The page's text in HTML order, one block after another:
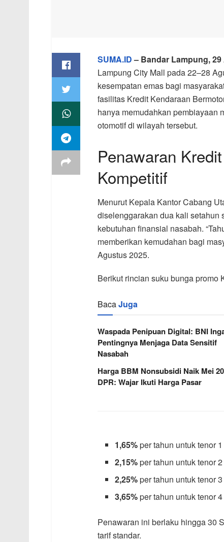
SUMA.ID– Bandar Lampung,
Lampung City Mall pada 22–28
kesempatan emas bagi
fasilitas Kredit Kendaraan
hanya memudahkan pembiayaan
otomotif di wilayah tersebut.
Penawaran
Kompetitif
Menurut Kepala Kantor Cabang
diselenggarakan dua kali setahun
kebutuhan finansial nasabah.
memberikan kemudahan bagi
Agustus 2025.
Berikut rincian suku bunga promo
BacaJuga
Waspada Penipuan Digital: BNI
Pentingnya Menjaga Data Sensitif
Nasabah
Harga BBM Nonsubsidi Naik Mei
DPR: Wajar Ikuti Harga Pasar
1,65%per tahun untuk tenor
2,15%per tahun untuk tenor
2,25%per tahun untuk tenor
3,65%per tahun untuk tenor
Penawaran ini berlaku hingga 30
tarif standar.